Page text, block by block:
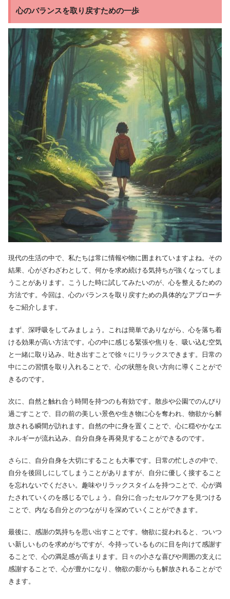
心のバランスを取り戻すための一歩
現代の生活の中で、私たちは常に情報や物に囲まれていますよね。その
結果、心がざわざわとして、何かを求め続ける気持ちが強くなってしま
うことがあります。こうした時に試してみたいのが、心を整えるための
方法です。今回は、心のバランスを取り戻すための具体的なアプローチ
をご紹介します。
まず、深呼吸をしてみましょう。これは簡単でありながら、心を落ち着
ける効果が高い方法です。心の中に感じる緊張や焦りを、吸い込む空気
と一緒に取り込み、吐き出すことで徐々にリラックスできます。日常の
中にこの習慣を取り入れることで、心の状態を良い方向に導くことがで
きるのです。
次に、自然と触れ合う時間を持つのも有効です。散歩や公園でのんびり
過ごすことで、目の前の美しい景色や生き物に心を奪われ、物欲から解
放される瞬間が訪れます。自然の中に身を置くことで、心に穏やかなエ
ネルギーが流れ込み、自分自身を再発見することができるのです。
さらに、自分自身を大切にすることも大事です。日常の忙しさの中で、
自分を後回しにしてしまうことがありますが、自分に優しく接すること
を忘れないでください。趣味やリラックスタイムを持つことで、心が満
たされていくのを感じるでしょう。自分に合ったセルフケアを見つける
ことで、内なる自分とのつながりを深めていくことができます。
最後に、感謝の気持ちを思い出すことです。物欲に捉われると、ついつ
い新しいものを求めがちですが、今持っているものに目を向けて感謝す
ることで、心の満足感が高まります。日々の小さな喜びや周囲の支えに
感謝することで、心が豊かになり、物欲の影からも解放されることがで
きます。